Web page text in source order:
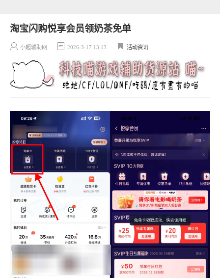
淘宝闪购悦享会员领奶茶免单
小超辅助网 2026-3-17 13:13 活动资讯